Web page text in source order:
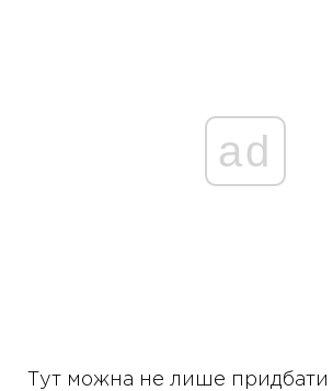
ad
Тут можна не лише придбати